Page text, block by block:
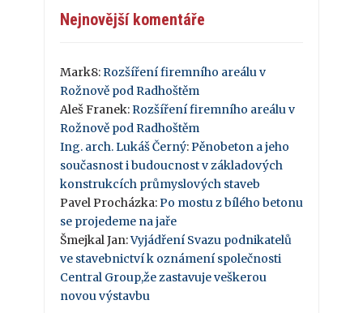
Nejnovější komentáře
Mark8:Rozšíření firemního areálu v
Rožnově pod Radhoštěm
Aleš Franek:Rozšíření firemního areálu v
Rožnově pod Radhoštěm
Ing. arch. Lukáš Černý:Pěnobeton a jeho
současnost i budoucnost v základových
konstrukcích průmyslových staveb
Pavel Procházka:Po mostu z bílého betonu
se projedeme na jaře
Šmejkal Jan:Vyjádření Svazu podnikatelů
ve stavebnictví k oznámení společnosti
Central Group,že zastavuje veškerou
novou výstavbu